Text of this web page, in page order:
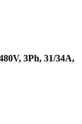
3Ph, 31/34A,